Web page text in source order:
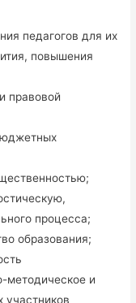
педагогов для их
повышения
правовой
процесса;
образования;
методическое и
участников